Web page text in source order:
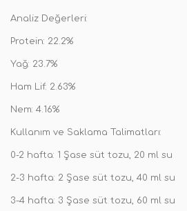
Analiz Değerleri:
Protein: 22.2%
Yağ: 23.7%
Ham Lif: 2.63%
Nem: 4.16%
Kullanım ve Saklama Talimatları:
0-2 hafta: 1 Şase süt tozu, 20 ml su
2-3 hafta: 2 Şase süt tozu, 40 ml su
3-4 hafta: 3 Şase süt tozu, 60 ml su